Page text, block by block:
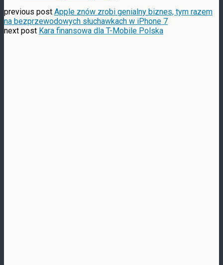
previous post Apple znów zrobi genialny biznes, tym razem
na bezprzewodowych słuchawkach w iPhone 7
next post Kara finansowa dla T-Mobile Polska